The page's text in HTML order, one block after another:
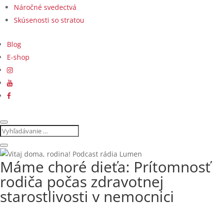
Náročné svedectvá
Skúsenosti so stratou
Blog
E-shop
Máme choré dieťa: Prítomnosť
rodiča počas zdravotnej
starostlivosti v nemocnici